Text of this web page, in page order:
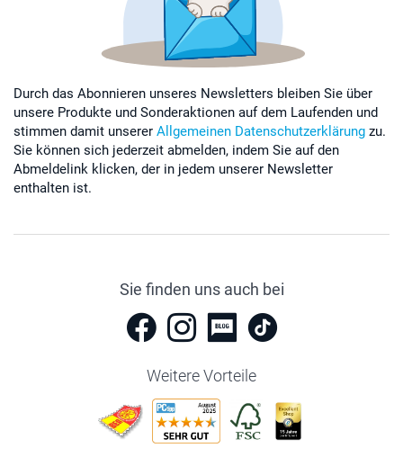
Durch das Abonnieren unseres Newsletters bleiben Sie über
unsere Produkte und Sonderaktionen auf dem Laufenden und
stimmen damit unserer Allgemeinen Datenschutzerklärung zu.
Sie können sich jederzeit abmelden, indem Sie auf den
Abmeldelink klicken, der in jedem unserer Newsletter
enthalten ist.
Sie finden uns auch bei
Weitere Vorteile